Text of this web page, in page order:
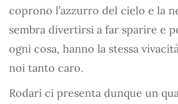
coprono l’azzurro del cielo e la
sembra divertirsi a far sparire e
ogni cosa, hanno la stessa
noi tanto caro.
Rodari ci presenta dunque un